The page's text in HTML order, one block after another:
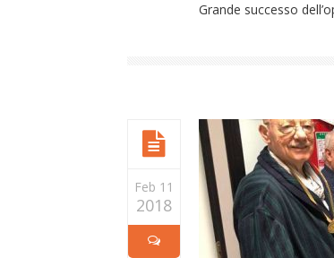
Grande successo
Feb 11
2018